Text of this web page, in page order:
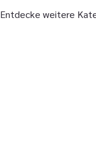
Entdecke weitere